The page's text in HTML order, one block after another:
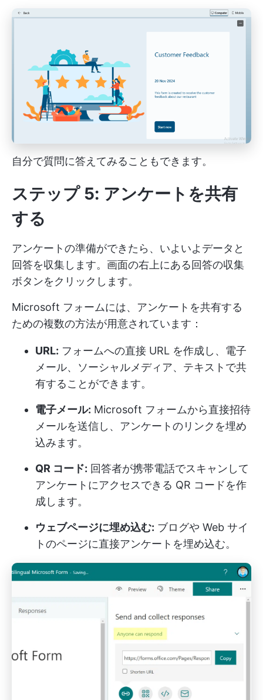
自分で質問に答えてみることもできます。
ステップ 5: アンケートを共有
する
アンケートの準備ができたら、いよいよデータと
回答を収集します。画面の右上にある回答の収集
ボタンをクリックします。
Microsoft フォームには、アンケートを共有する
ための複数の方法が用意されています：
URL: フォームへの直接 URL を作成し、電子
メール、ソーシャルメディア、テキストで共
有することができます。
電子メール: Microsoft フォームから直接招待
メールを送信し、アンケートのリンクを埋め
込みます。
QR コード: 回答者が携帯電話でスキャンして
アンケートにアクセスできる QR コードを作
成します。
ウェブページに埋め込む: ブログや Web サイ
トのページに直接アンケートを埋め込む。